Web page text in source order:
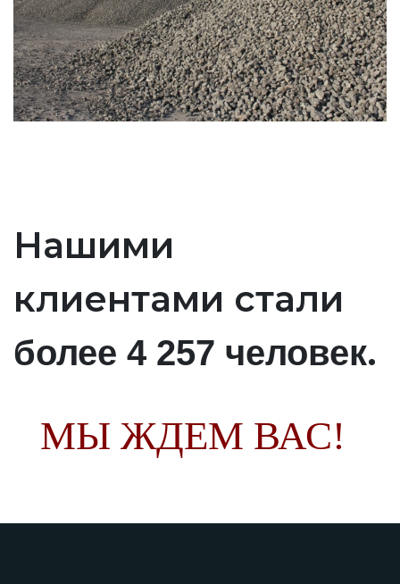
Нашими
клиентами стали
более 4 257 человек.
МЫ ЖДЕМ ВАС!